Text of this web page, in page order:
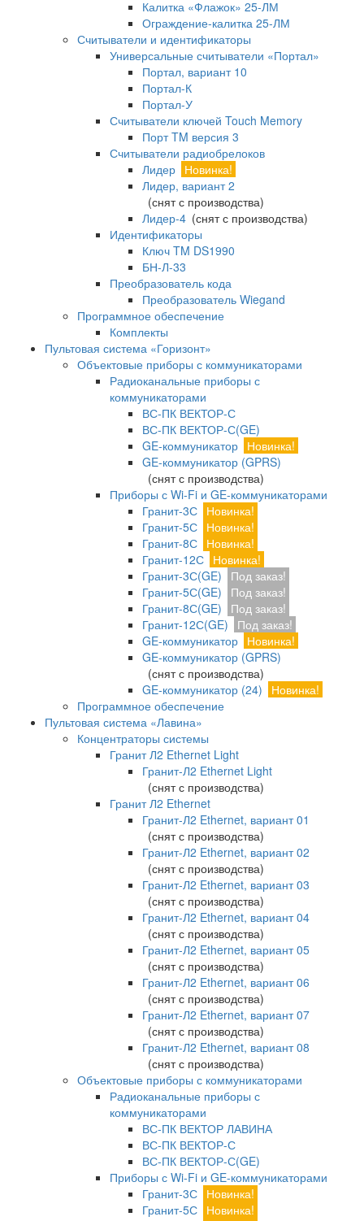
Калитка «Флажок» 25-ЛМ
Ограждение-калитка 25-ЛМ
Считыватели и идентификаторы
Универсальные считыватели «Портал»
Портал, вариант 10
Портал-К
Портал-У
Считыватели ключей Touch Memory
Порт TM версия 3
Считыватели радиобрелоков
Лидер Новинка!
Лидер, вариант 2
(снят с производства)
Лидер-4 (снят с производства)
Идентификаторы
Ключ TM DS1990
БН-Л-33
Преобразователь кода
Преобразователь Wiegand
Программное обеспечение
Комплекты
Пультовая система «Горизонт»
Объектовые приборы с коммуникаторами
Радиоканальные приборы с
коммуникаторами
ВС-ПК ВЕКТОР-С
ВС-ПК ВЕКТОР-С(GE)
GE-коммуникатор Новинка!
GE-коммуникатор (GPRS)
(снят с производства)
Приборы с Wi-Fi и GE-коммуникаторами
Гранит-3С Новинка!
Гранит-5С Новинка!
Гранит-8С Новинка!
Гранит-12С Новинка!
Гранит-3С(GE)
Под заказ!
Гранит-5С(GE)
Под заказ!
Гранит-8С(GE)
Под заказ!
Гранит-12С(GE)
Под заказ!
GE-коммуникатор Новинка!
GE-коммуникатор (GPRS)
(снят с производства)
GE-коммуникатор (24)
Новинка!
Программное обеспечение
Пультовая система «Лавина»
Концентраторы системы
Гранит Л2 Ethernet Light
Гранит-Л2 Ethernet Light
(снят с производства)
Гранит Л2 Ethernet
Гранит-Л2 Ethernet, вариант 01
(снят с производства)
Гранит-Л2 Ethernet, вариант 02
(снят с производства)
Гранит-Л2 Ethernet, вариант 03
(снят с производства)
Гранит-Л2 Ethernet, вариант 04
(снят с производства)
Гранит-Л2 Ethernet, вариант 05
(снят с производства)
Гранит-Л2 Ethernet, вариант 06
(снят с производства)
Гранит-Л2 Ethernet, вариант 07
(снят с производства)
Гранит-Л2 Ethernet, вариант 08
(снят с производства)
Объектовые приборы с коммуникаторами
Радиоканальные приборы с
коммуникаторами
ВС-ПК ВЕКТОР ЛАВИНА
ВС-ПК ВЕКТОР-С
ВС-ПК ВЕКТОР-С(GE)
Приборы с Wi-Fi и GE-коммуникаторами
Гранит-3С Новинка!
Гранит-5С Новинка!